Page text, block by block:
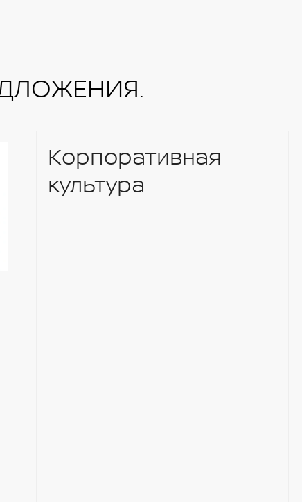
Корпоративная
культура